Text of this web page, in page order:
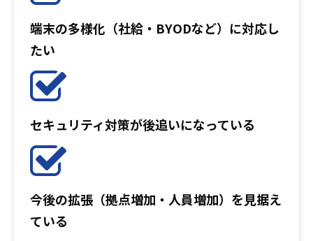
端末の多様化（社給・BYODなど）に対応し
たい
セキュリティ対策が後追いになっている
今後の拡張（拠点増加・人員増加）を見据え
ている